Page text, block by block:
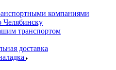
компаниями
Челябинску
транспортом
доставка